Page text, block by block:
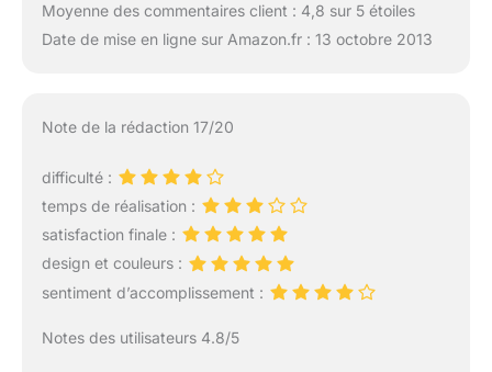
Moyenne des commentaires client : 4,8 sur 5 étoiles
Date de mise en ligne sur Amazon.fr : 13 octobre 2013
Note de la rédaction 17/20
difficulté :
temps de réalisation :
satisfaction finale :
design et couleurs :
sentiment d’accomplissement :
Notes des utilisateurs 4.8/5